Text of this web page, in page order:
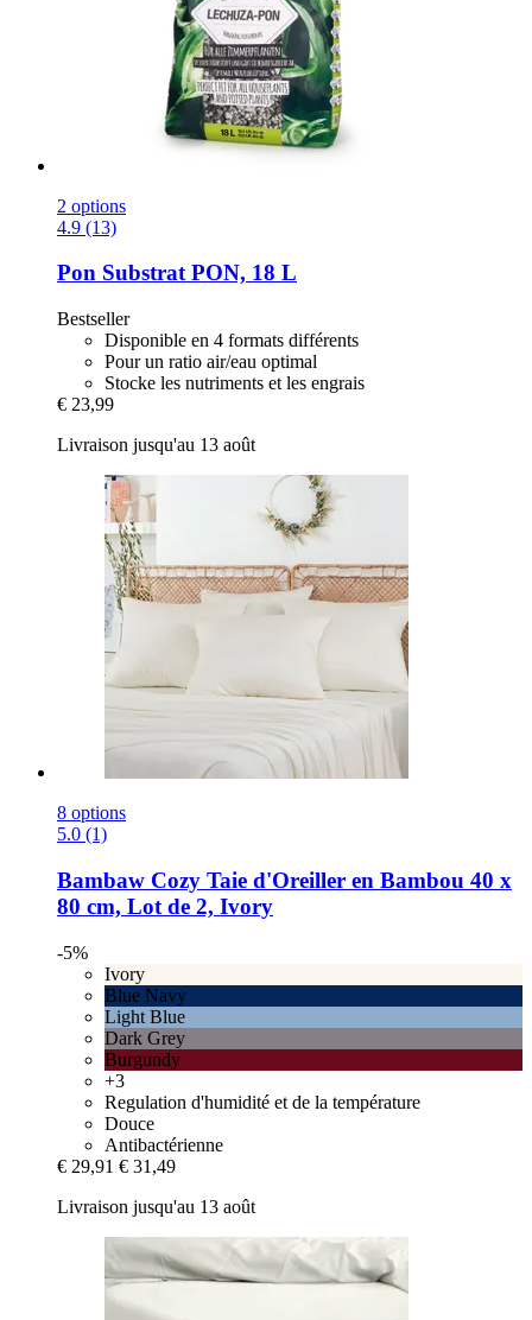
2 options
4.9 (13)
Pon Substrat PON, 18 L
Bestseller
Disponible en 4 formats différents
Pour un ratio air/eau optimal
Stocke les nutriments et les engrais
€ 23,99
Livraison jusqu'au 13 août
8 options
5.0 (1)
Bambaw Cozy Taie d'Oreiller en Bambou 40 x
80 cm, Lot de 2, Ivory
-5%
Ivory
Blue Navy
Light Blue
Dark Grey
Burgundy
+3
Regulation d'humidité et de la température
Douce
Antibactérienne
€ 29,91 € 31,49
Livraison jusqu'au 13 août